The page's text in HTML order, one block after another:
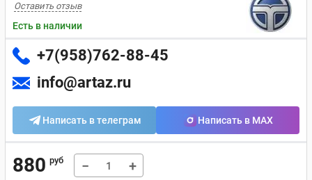
Оставить отзыв
Есть в наличии
+7(958)762-88-45
info@artaz.ru
Написать в телеграм Написать в MAX
880 руб − +